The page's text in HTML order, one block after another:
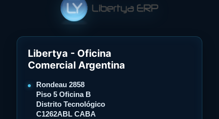
Libertya - Oficina
Comercial Argentina
Rondeau 2858
Piso 5 Oficina B
Distrito Tecnológico
C1262ABL CABA